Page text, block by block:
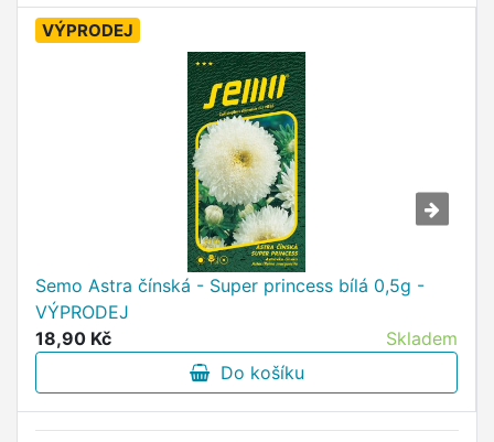
VÝPRODEJ
Semo Astra čínská - Super princess bílá 0,5g -
VÝPRODEJ
18,90 Kč
Skladem
Do košíku